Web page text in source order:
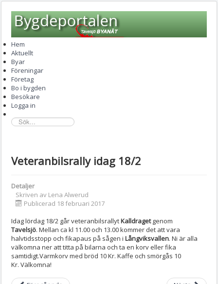
Hem
Aktuellt
Byar
Föreningar
Företag
Bo i bygden
Besökare
Logga in
sök...
Veteranbilsrally idag 18/2
Detaljer
Skriven av Lena Alwerud
Publicerad 18 februari 2017
Idag lördag 18/2 går veteranbilsrallytKalldragetgenom
Tavelsjö. Mellan ca kl 11.00 och 13.00 kommer det att vara
halvtidsstopp och fikapaus på sågen i Långviksvallen. Ni är alla
välkomna ner att titta på bilarna och ta en korv eller fika
samtidigt.Varmkorv med bröd 10 Kr. Kaffe och smörgås 10
Kr. Välkomna!